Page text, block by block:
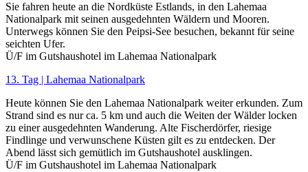
Sie fahren heute an die Nordküste Estlands, in den Lahemaa
Nationalpark mit seinen ausgedehnten Wäldern und Mooren.
Unterwegs können Sie den Peipsi-See besuchen, bekannt für seine
seichten Ufer.
Ü/F im Gutshaushotel im Lahemaa Nationalpark
13. Tag | Lahemaa Nationalpark
Heute können Sie den Lahemaa Nationalpark weiter erkunden. Zum
Strand sind es nur ca. 5 km und auch die Weiten der Wälder locken
zu einer ausgedehnten Wanderung. Alte Fischerdörfer, riesige
Findlinge und verwunschene Küsten gilt es zu entdecken. Der
Abend lässt sich gemütlich im Gutshaushotel ausklingen.
Ü/F im Gutshaushotel im Lahemaa Nationalpark